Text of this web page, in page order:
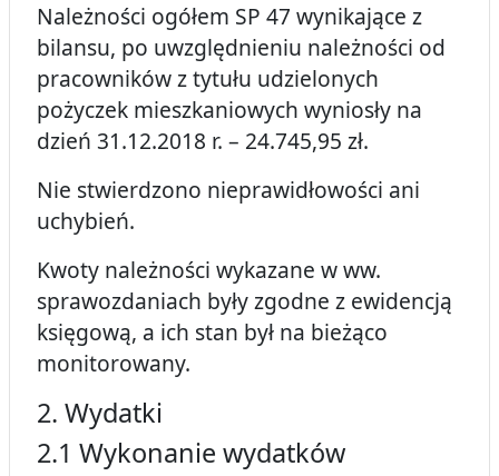
Należności ogółem SP 47 wynikające z
bilansu, po uwzględnieniu należności od
pracowników z tytułu udzielonych
pożyczek mieszkaniowych wyniosły na
dzień 31.12.2018 r. – 24.745,95 zł.
Nie stwierdzono nieprawidłowości ani
uchybień.
Kwoty należności wykazane w ww.
sprawozdaniach były zgodne z ewidencją
księgową, a ich stan był na bieżąco
monitorowany.
2. Wydatki
2.1 Wykonanie wydatków